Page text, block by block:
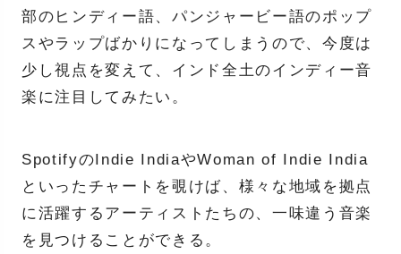
部のヒンディー語、パンジャービー語のポップ
スやラップばかりになってしまうので、今度は
少し視点を変えて、インド全土のインディー音
楽に注目してみたい。
SpotifyのIndie IndiaやWoman of Indie India
といったチャートを覗けば、様々な地域を拠点
に活躍するアーティストたちの、一味違う音楽
を見つけることができる。